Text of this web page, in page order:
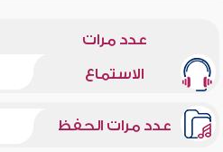
عدد مرات
الاستماع
عدد مرات الحفظ